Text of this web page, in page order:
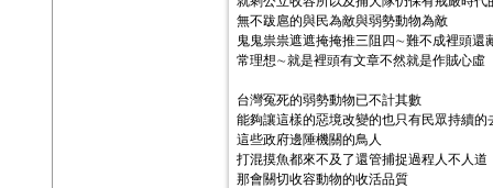
無不跋扈的與民為敵與弱勢動物為敵
鬼鬼祟祟遮遮掩掩推三阻四∼難不成裡頭還
常理想∼就是裡頭有文章不然就是作賊心虛
台灣冤死的弱勢動物已不計其數
能夠讓這樣的惡境改變的也只有民眾持續的
這些政府邊陲機關的鳥人
打混摸魚都來不及了還管捕捉過程人不人道
那會關切收容動物的收活品質